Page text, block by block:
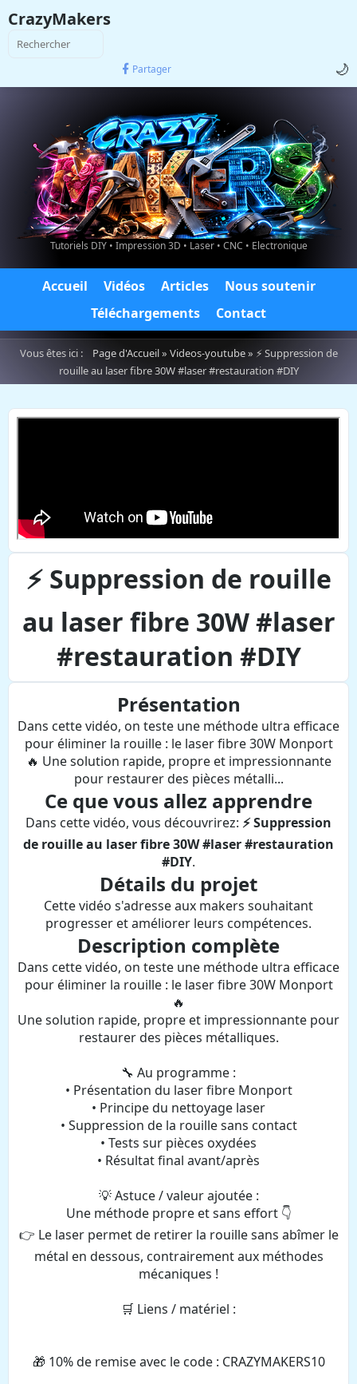
CrazyMakers
Partager 🌙
Tutoriels DIY • Impression 3D • Laser • CNC • Electronique
Accueil Vidéos Articles
Nous soutenir
Téléchargements
Contact
Vous êtes ici : Page d'Accueil» Videos-youtube» ⚡ Suppression de
rouille au laser fibre 30W #laser #restauration #DIY
⚡ Suppression de rouille
au laser fibre 30W #laser
#restauration #DIY
Présentation
Dans cette vidéo, on teste une méthode ultra efficace
pour éliminer la rouille : le laser fibre 30W Monport
🔥 Une solution rapide, propre et impressionnante
pour restaurer des pièces métalli...
Ce que vous allez apprendre
Dans cette vidéo, vous découvrirez: ⚡ Suppression
de rouille au laser fibre 30W #laser #restauration
#DIY.
Détails du projet
Cette vidéo s'adresse aux makers souhaitant
progresser et améliorer leurs compétences.
Description complète
Dans cette vidéo, on teste une méthode ultra efficace
pour éliminer la rouille : le laser fibre 30W Monport
🔥
Une solution rapide, propre et impressionnante pour
restaurer des pièces métalliques.
🔧 Au programme :
• Présentation du laser fibre Monport
• Principe du nettoyage laser
• Suppression de la rouille sans contact
• Tests sur pièces oxydées
• Résultat final avant/après
💡 Astuce / valeur ajoutée :
Une méthode propre et sans effort 👇
👉 Le laser permet de retirer la rouille sans abîmer le
métal en dessous, contrairement aux méthodes
mécaniques !
🛒 Liens / matériel :
🎁 10% de remise avec le code : CRAZYMAKERS10